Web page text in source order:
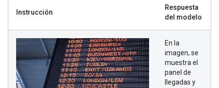
Instrucción
Respuesta
del modelo
En la
imagen, se
muestra el
panel de
llegadas y